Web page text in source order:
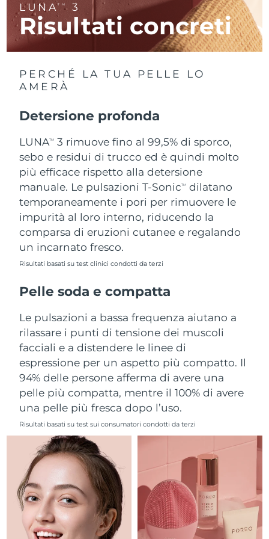
LUNATM 3
Risultati concreti
PERCHÉ LA TUA PELLE LO
AMERÀ
Detersione profonda
LUNATM
3 rimuove fino al 99,5% di sporco,
sebo e residui di trucco ed è quindi molto
più efficace rispetto alla detersione
manuale. Le pulsazioni T-SonicTM
dilatano
temporaneamente i pori per rimuovere le
impurità al loro interno, riducendo la
comparsa di eruzioni cutanee e regalando
un incarnato fresco.
Risultati basati su test clinici condotti da terzi
Pelle soda e compatta
Le pulsazioni a bassa frequenza aiutano a
rilassare i punti di tensione dei muscoli
facciali e a distendere le linee di
espressione per un aspetto più compatto. Il
94% delle persone afferma di avere una
pelle più compatta, mentre il 100% di avere
una pelle più fresca dopo l’uso.
Risultati basati su test sui consumatori condotti da terzi
RAS di Macao Consegna stimata8/11/26
Malaysia
Malta
Messico Consegna stimata
Monaco Consegna stimata8/10/26
Paesi Bassi Consegna stimata
Nuova Zelanda Consegna stimata 8/9/26
Norvegia
Oman
Portogallo Consegna stimata
Portorico Consegna stimata8/11/26
Qatar Consegna stimata8/10/26
Riunione Consegna stimata
Romania Consegna stimata8/9/26
Russia Consegna stimata
Arabia Saudita Consegna stimata 8/10/26
Singapore Consegna stimata 8/11/26